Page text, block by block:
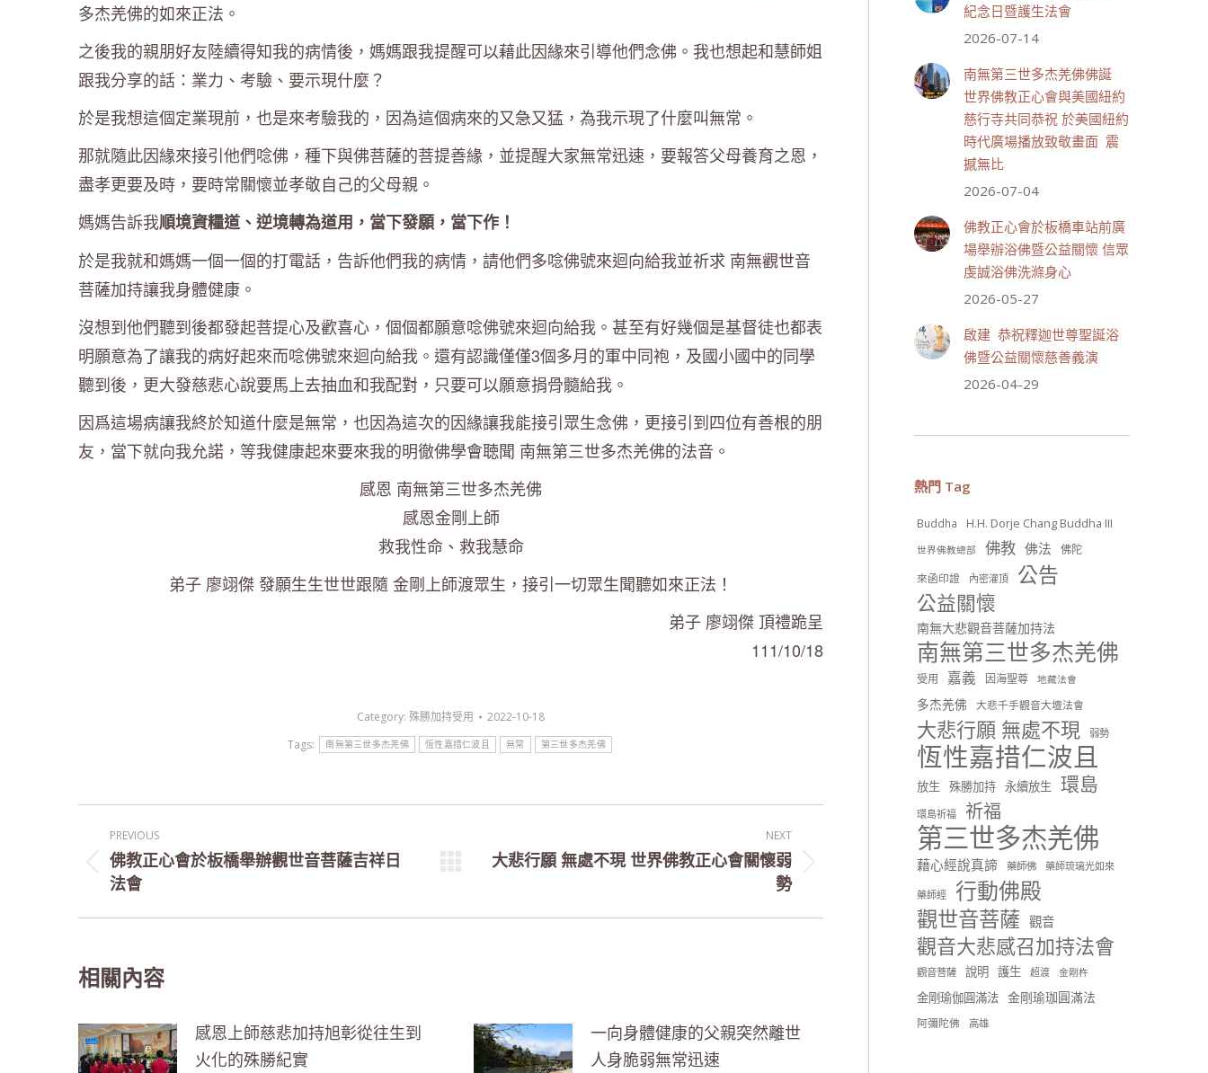
多杰羌佛的如來正法。
之後我的親朋好友陸續得知我的病情後，媽媽跟我提醒可以藉此因緣來引導他們念佛。我也想起和慧師姐
跟我分享的話：業力、考驗、要示現什麼？
於是我想這個定業現前，也是來考驗我的，因為這個病來的又急又猛，為我示現了什麼叫無常。
那就隨此因緣來接引他們唸佛，種下與佛菩薩的菩提善緣，並提醒大家無常迅速，要報答父母養育之恩，
盡孝更要及時，要時常關懷並孝敬自己的父母親。
媽媽告訴我順境資糧道、逆境轉為道用，當下發願，當下作！
於是我就和媽媽一個一個的打電話，告訴他們我的病情，請他們多唸佛號來迴向給我並祈求 南無觀世音
菩薩加持讓我身體健康。
沒想到他們聽到後都發起菩提心及歡喜心，個個都願意唸佛號來迴向給我。甚至有好幾個是基督徒也都表
明願意為了讓我的病好起來而唸佛號來迴向給我。還有認識僅僅3個多月的軍中同袍，及國小國中的同學
聽到後，更大發慈悲心說要馬上去抽血和我配對，只要可以願意捐骨髓給我。
因爲這場病讓我終於知道什麼是無常，也因為這次的因緣讓我能接引眾生念佛，更接引到四位有善根的朋
友，當下就向我允諾，等我健康起來要來我的明徹佛學會聴聞 南無第三世多杰羌佛的法音。
感恩 南無第三世多杰羌佛
感恩金剛上師
救我性命、救我慧命
弟子 廖翊傑 發願生生世世跟隨 金剛上師渡眾生，接引一切眾生聞聽如來正法！
弟子 廖翊傑 頂禮跪呈
111/10/18
Category:殊勝加持受用
2022-10-18
Tags:
南無第三世多杰羌佛 恆性嘉措仁波且 無常 第三世多杰羌佛
Post
navigation
PREVIOUS
Previous
佛教正心會於板橋舉辦觀世音菩薩吉祥日
法會
NEXT
Next
大悲行願 無處不現 世界佛教正心會關懷弱
勢
相關內容
感恩上師慈悲加持旭彰從往生到
火化的殊勝紀實
一向身體健康的父親突然離世
人身脆弱無常迅速
世界佛教正心會
週日（7/19）將於世界佛教正
心會金龜山三寶殿... 觀看更多
分享
世界佛教正心會
週日（7/19）將於世界佛教正
心會金龜山三寶殿... 觀看更多
世界佛教正心會
June 22, 2026, 10:11 AM
[世界佛教正心會 新聞報導]
正心會行善列車開向花蓮基
隆， 關心榮民、榮眷及遺孤！
#正心會
#新北記者職業工會
#基隆榮服處
#花蓮榮家
91 42 則留言
分享
世界佛教正心會
June 21, 2026, 12:54 AM
週日（6/21）將於世界佛教正
心會金龜山三寶殿... 觀看更多
紀念日暨護生法會
2026-07-14
南無第三世多杰羌佛佛誕
世界佛教正心會與美國紐約
慈行寺共同恭祝 於美國紐約
時代廣場播放致敬畫面 震
撼無比
2026-07-04
佛教正心會於板橋車站前廣
場舉辦浴佛暨公益關懷 信眾
虔誠浴佛洗滌身心
2026-05-27
啟建 恭祝釋迦世尊聖誕浴
佛暨公益關懷慈善義演
2026-04-29
熱門 Tag
Buddha H.H. Dorje Chang Buddha III
世界佛教總部 佛教 佛法 佛陀
來函印證 內密灌頂 公告
公益關懷
南無大悲觀音菩薩加持法
南無第三世多杰羌佛
受用 嘉義 因海聖尊 地藏法會
多杰羌佛 大悲千手觀音大壇法會
大悲行願 無處不現 弱勢
恆性嘉措仁波且
放生 殊勝加持 永續放生 環島
環島祈福 祈福
第三世多杰羌佛
藉心經說真諦 藥師佛 藥師琉璃光如來
藥師經 行動佛殿
觀世音菩薩 觀音
觀音大悲感召加持法會
觀音菩薩 說明 護生 超渡 金剛杵
金剛瑜伽圓滿法 金剛瑜珈圓滿法
阿彌陀佛 高雄